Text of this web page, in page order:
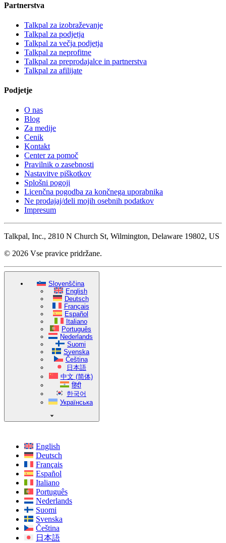
Partnerstva
Talkpal za izobraževanje
Talkpal za podjetja
Talkpal za večja podjetja
Talkpal za neprofitne
Talkpal za preprodajalce in partnerstva
Talkpal za afilijate
Podjetje
O nas
Blog
Za medije
Cenik
Kontakt
Center za pomoč
Pravilnik o zasebnosti
Nastavitve piškotkov
Splošni pogoji
Licenčna pogodba za končnega uporabnika
Ne prodajaj/deli mojih osebnih podatkov
Impresum
Talkpal, Inc., 2810 N Church St, Wilmington, Delaware 19802, US
© 2026 Vse pravice pridržane.
Slovenščina
English
Deutsch
Français
Español
Italiano
Português
Nederlands
Suomi
Svenska
Čeština
日本語
中文 (简体)
हिंदी
한국어
Українська
English
Deutsch
Français
Español
Italiano
Português
Nederlands
Suomi
Svenska
Čeština
日本語